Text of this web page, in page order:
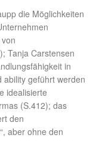
die Möglichkeiten
Tanja Carstensen
in
ability geführt werden
idealisierte
(S.412); das
den
aber ohne den